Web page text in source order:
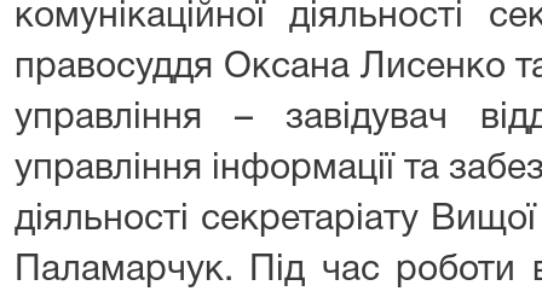
комунікаційної діяльності
правосуддя Оксана Лисенко
управління – завідувач
управління інформації та
діяльності секретаріату
Паламарчук. Під час роботи